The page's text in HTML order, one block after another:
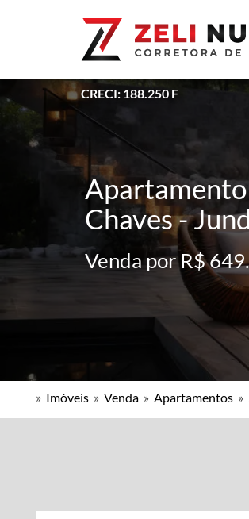
CRECI: 188.250 F
Apartamento
Chaves -
Venda por R$
» Imóveis » Venda » Apartamentos »